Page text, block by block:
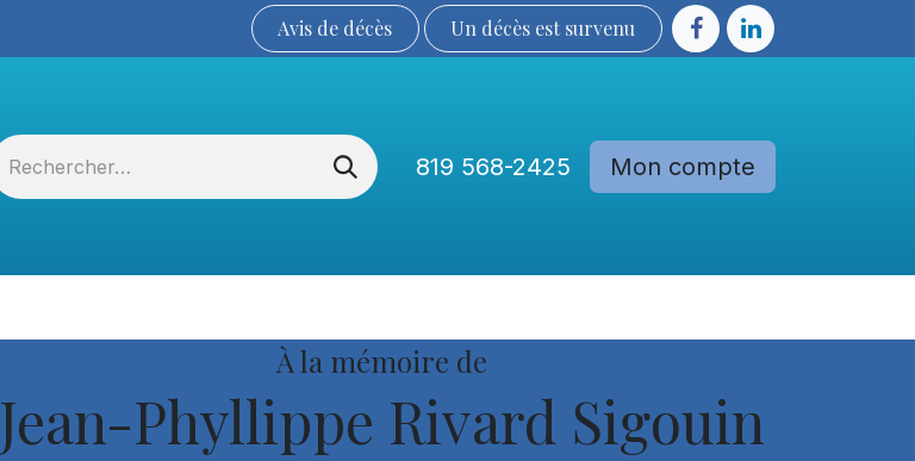
Avis de décès Un décès est sur​​​​​​​​ve​nu​​​​​​​​​​
819 568-2425 Mon compte
À la mémoire de
Jean-Phyllippe Rivard Sigouin